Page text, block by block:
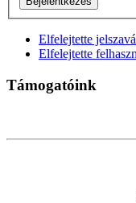
Elfelejtette
Elfelejtette
Támogatóink